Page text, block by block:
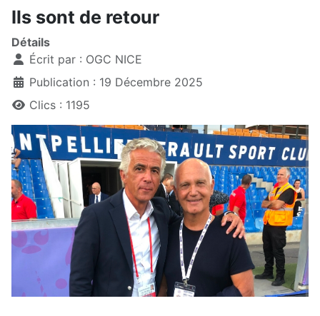
Ils sont de retour
Détails
Écrit par : OGC NICE
Publication : 19 Décembre 2025
Clics : 1195